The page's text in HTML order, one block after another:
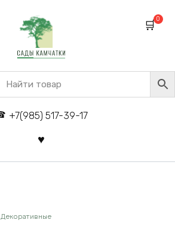
+7(985) 517-39-17
0
Декоративные